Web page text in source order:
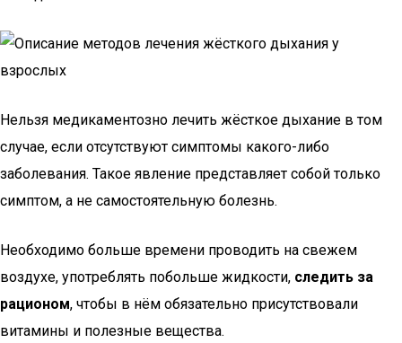
Нельзя медикаментозно лечить жёсткое дыхание в том
случае, если отсутствуют симптомы какого-либо
заболевания. Такое явление представляет собой только
симптом, а не самостоятельную болезнь.
Необходимо больше времени проводить на свежем
воздухе, употреблять побольше жидкости, следить за
рационом, чтобы в нём обязательно присутствовали
витамины и полезные вещества.